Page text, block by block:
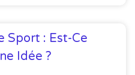
Sport : Est-Ce
Idée ?